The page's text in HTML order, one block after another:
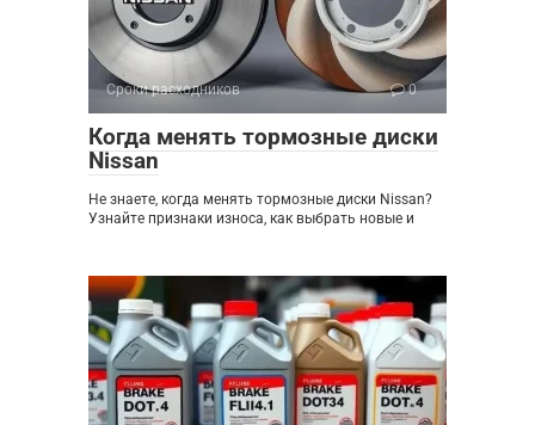
Сроки расходников 0
Когда менять тормозные диски
Nissan
Не знаете, когда менять тормозные диски Nissan?
Узнайте признаки износа, как выбрать новые и